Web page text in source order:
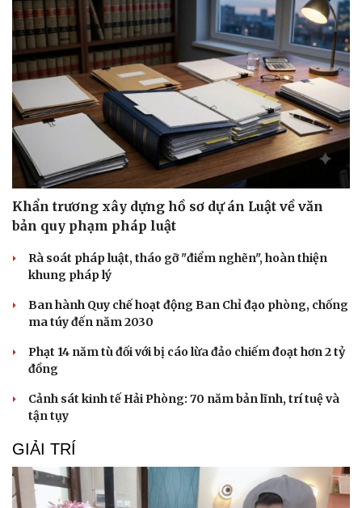
Khẩn trương xây dựng hồ sơ dự án Luật về văn
bản quy phạm pháp luật
Rà soát pháp luật, tháo gỡ "điểm nghẽn", hoàn thiện
khung pháp lý
Ban hành Quy chế hoạt động Ban Chỉ đạo phòng, chống
ma túy đến năm 2030
Phạt 14 năm tù đối với bị cáo lừa đảo chiếm đoạt hơn 2 tỷ
đồng
Cảnh sát kinh tế Hải Phòng: 70 năm bản lĩnh, trí tuệ và
tận tụy
GIẢI TRÍ